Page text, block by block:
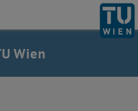
auflisten
Wien